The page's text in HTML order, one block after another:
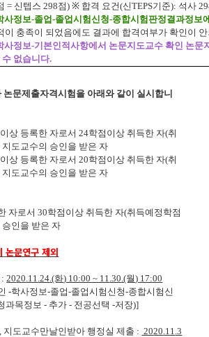
= 신텝스 298점) ※ 합격 요건(신TEPS기준): 석사
사정보-졸업-졸업시험신청-종합시험판정결과정보
이 충족이 되었음에도 결과에 합격여부가 확인이
사정보-기본인적사항에서 논문지도교수 확인 논문
수 없습니다.
논문제출자격시험을 아래와 같이 실시합니
상 등록한 자로서24학점이상 취득한 자(취
지도교수의 승인을 받은 자
상 등록한 자로서20학점이상 취득한 자(취
지도교수의 승인을 받은 자
자로서30학점이상 취득한 자(취득예정학점
인을 받은 자
논문연구 제외
:2020.11.24.(화) 10:00 ~ 11.30.(월) 17:00
-학사정보-졸업-졸업시험신청-종합시험신
과목정보- 추가- 전공선택-저장)]
, 지도교수만날인받아 행정실 제출 : 2020.11.3